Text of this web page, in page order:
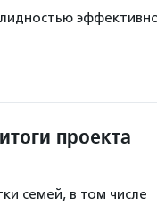
проекта
семей, в том числе